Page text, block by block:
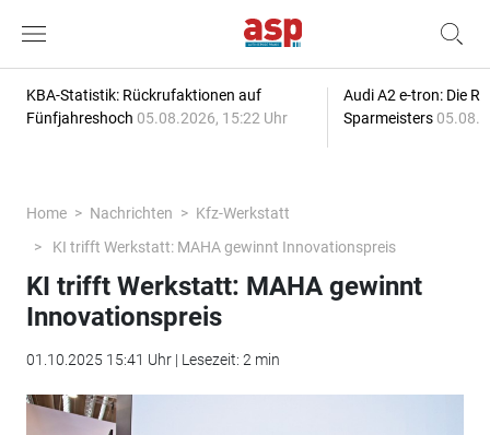
KBA-Statistik: Rückrufaktionen auf
Fünfjahreshoch 05.08.2026, 15:22 Uhr
Audi A2 e-tron: Die
Sparmeisters
Home Nachrichten
Kfz-Werkstatt
KI trifft Werkstatt: MAHA gewinnt Innovationspreis
KI trifft Werkstatt: MAHA gewinnt
Innovationspreis
01.10.2025 15:41 Uhr | Lesezeit: 2 min